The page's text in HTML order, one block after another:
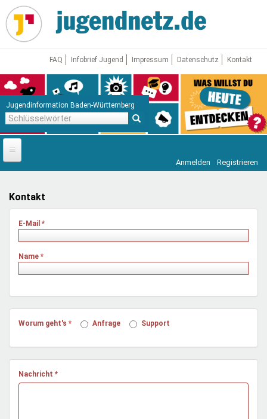
Direkt
zum
Inhalt
FAQ Infobrief Jugend Impressum Datenschutz Kontakt
Jugendinformation Baden-Württemberg
Startseite
News
Jugendnetz
Freizeit & Reisen
Mentoren & Projekte
Demokratie & Beteiligung
Vor Ort
Anmelden Registrieren
Kontakt
E-Mail *
Name *
Worum geht's * Anfrage Support
Nachricht *